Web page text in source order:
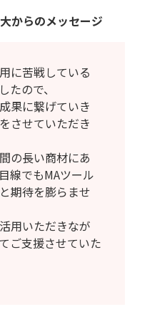
からのメッセージ
に苦戦している
たので、
果に繋げていき
させていただき
の長い商材にあ
線でもMAツール
期待を膨らませ
用いただきなが
ご支援させていた